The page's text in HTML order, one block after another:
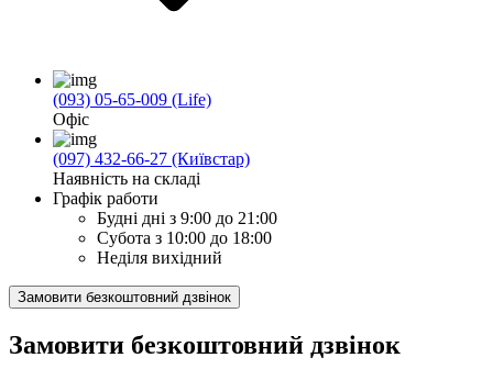
(093) 05-65-009 (Life)
Офіс
(097) 432-66-27 (Київстар)
Наявність на складі
Графік работи
Будні дні з 9:00 до 21:00
Субота з 10:00 до 18:00
Неділя вихідний
Замовити безкоштовний дзвінок
Замовити безкоштовний дзвінок